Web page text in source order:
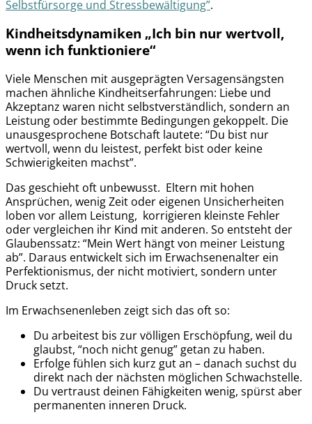
Selbstfürsorge und Stressbewältigung”.
Kindheitsdynamiken „Ich bin nur wertvoll,
wenn ich funktioniere“
Viele Menschen mit ausgeprägten Versagensängsten
machen ähnliche Kindheitserfahrungen: Liebe und
Akzeptanz waren nicht selbstverständlich, sondern an
Leistung oder bestimmte Bedingungen gekoppelt. Die
unausgesprochene Botschaft lautete: “Du bist nur
wertvoll, wenn du leistest, perfekt bist oder keine
Schwierigkeiten machst”.
Das geschieht oft unbewusst. Eltern mit hohen
Ansprüchen, wenig Zeit oder eigenen Unsicherheiten
loben vor allem Leistung, korrigieren kleinste Fehler
oder vergleichen ihr Kind mit anderen. So entsteht der
Glaubenssatz: “Mein Wert hängt von meiner Leistung
ab”. Daraus entwickelt sich im Erwachsenenalter ein
Perfektionismus, der nicht motiviert, sondern unter
Druck setzt.
Im Erwachsenenleben zeigt sich das oft so:
Du arbeitest bis zur völligen Erschöpfung, weil du
glaubst, “noch nicht genug” getan zu haben.
Erfolge fühlen sich kurz gut an – danach suchst du
direkt nach der nächsten möglichen Schwachstelle.
Du vertraust deinen Fähigkeiten wenig, spürst aber
permanenten inneren Druck.